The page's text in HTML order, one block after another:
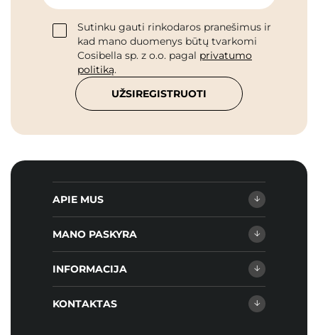
Sutinku gauti rinkodaros pranešimus ir
kad mano duomenys būtų tvarkomi
Cosibella sp. z o.o. pagal privatumo
politiką.
UŽSIREGISTRUOTI
APIE MUS
MANO PASKYRA
INFORMACIJA
KONTAKTAS